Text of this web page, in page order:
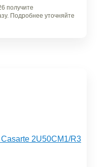
получите
Подробнее уточняйте